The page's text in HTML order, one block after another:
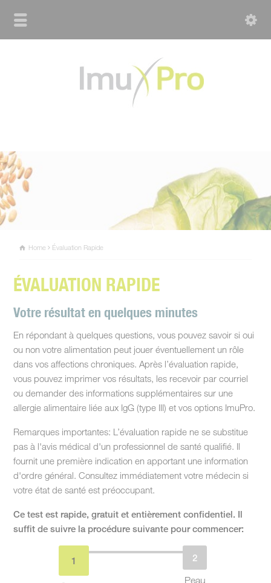
Home Évaluation Rapide
ÉVALUATION RAPIDE
Votre résultat en quelques minutes
En répondant à quelques questions, vous pouvez savoir si oui
ou non votre alimentation peut jouer éventuellement un rôle
dans vos affections chroniques. Après l’évaluation rapide,
vous pouvez imprimer vos résultats, les recevoir par courriel
ou demander des informations supplémentaires sur une
allergie alimentaire liée aux IgG (type III) et vos options ImuPro.
Remarques importantes: L’évaluation rapide ne se substitue
pas à l'avis médical d'un professionnel de santé qualifié. Il
fournit une première indication en apportant une information
d'ordre général. Consultez immédiatement votre médecin si
votre état de santé est préoccupant.
Ce test est rapide, gratuit et entièrement confidentiel. Il
suffit de suivre la procédure suivante pour commencer:
Peau